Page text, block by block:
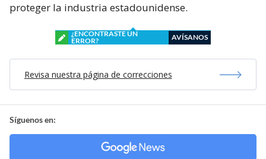
proteger la industria estadounidense.
¿ENCONTRASTE UN
ERROR?
AVÍSANOS
Revisa nuestra página de correcciones
Síguenos en: